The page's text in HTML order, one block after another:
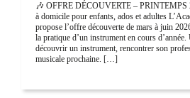
🎶 OFFRE DÉCOUVERTE – PRINTEMPS
à domicile pour enfants, ados et adultes
propose l’offre découverte de mars à juin
la pratique d’un instrument en cours
découvrir un instrument, rencontrer son
musicale prochaine. […]